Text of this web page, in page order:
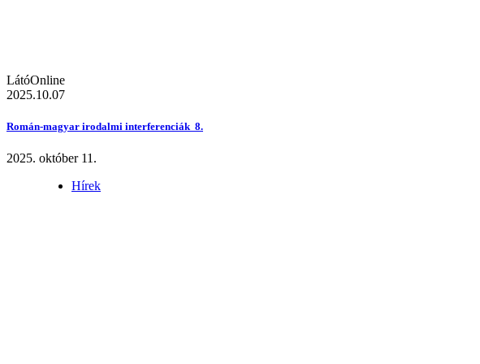
LátóOnline
2025.10.07
Román-magyar irodalmi interferenciák 8.
2025. október 11.
Hírek